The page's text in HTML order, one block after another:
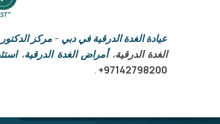
عيادة الغدة الدرقية في دبي - مركز
الغدة الدرقية،أمراض الغدة الدرقية،
97142798200+
.